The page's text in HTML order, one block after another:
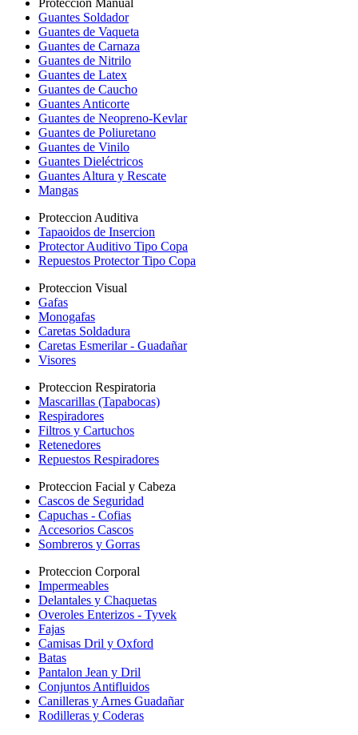
Proteccion Manual
Guantes Soldador
Guantes de Vaqueta
Guantes de Carnaza
Guantes de Nitrilo
Guantes de Latex
Guantes de Caucho
Guantes Anticorte
Guantes de Neopreno-Kevlar
Guantes de Poliuretano
Guantes de Vinilo
Guantes Dieléctricos
Guantes Altura y Rescate
Mangas
Proteccion Auditiva
Tapaoidos de Insercion
Protector Auditivo Tipo Copa
Repuestos Protector Tipo Copa
Proteccion Visual
Gafas
Monogafas
Caretas Soldadura
Caretas Esmerilar - Guadañar
Visores
Proteccion Respiratoria
Mascarillas (Tapabocas)
Respiradores
Filtros y Cartuchos
Retenedores
Repuestos Respiradores
Proteccion Facial y Cabeza
Cascos de Seguridad
Capuchas - Cofias
Accesorios Cascos
Sombreros y Gorras
Proteccion Corporal
Impermeables
Delantales y Chaquetas
Overoles Enterizos - Tyvek
Fajas
Camisas Dril y Oxford
Batas
Pantalon Jean y Dril
Conjuntos Antifluidos
Canilleras y Arnes Guadañar
Rodilleras y Coderas